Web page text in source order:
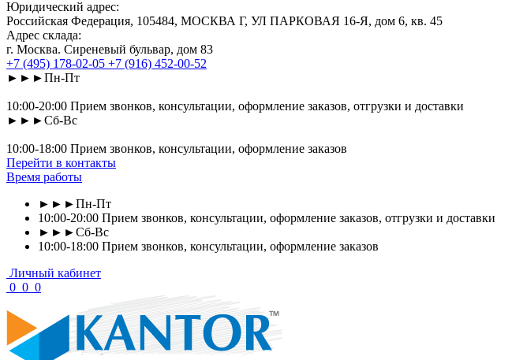
Юридический адрес:
Российская Федерация, 105484, МОСКВА Г, УЛ ПАРКОВАЯ 16-Я, дом 6, кв. 45
Адрес склада:
г. Москва. Сиреневый бульвар, дом 83
+7 (495) 178-02-05 +7 (916) 452-00-52
►►►Пн-Пт
10:00-20:00 Прием звонков, консультации, оформление заказов, отгрузки и доставки
►►►Сб-Вс
10:00-18:00 Прием звонков, консультации, оформление заказов
Перейти в контакты
Время работы
►►►Пн-Пт
10:00-20:00 Прием звонков, консультации, оформление заказов, отгрузки и доставки
►►►Сб-Вс
10:00-18:00 Прием звонков, консультации, оформление заказов
Личный кабинет
0 0 0